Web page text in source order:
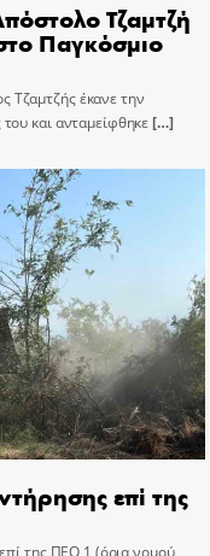
Τζαμτζή
Παγκόσμιο
Τζαμτζής έκανε την
και ανταμείφθηκε[…]
επί της
της ΠΕΟ 1 (όρια νομού